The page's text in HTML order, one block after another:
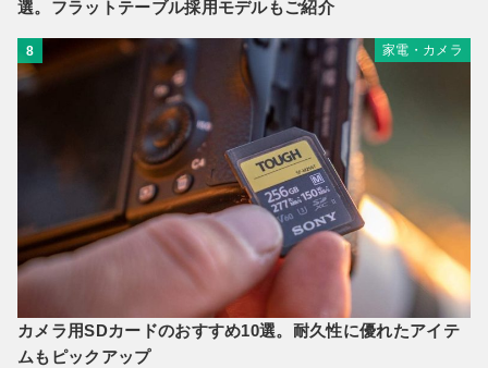
選。フラットテーブル採用モデルもご紹介
8 家電・カメラ
カメラ用SDカードのおすすめ10選。耐久性に優れたアイテ
ムもピックアップ